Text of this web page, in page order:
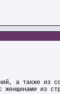
а также из
женщинами из